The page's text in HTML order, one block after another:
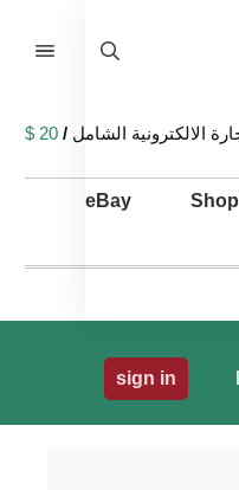
الالكترونية الشامل /
20 $
eBay
sign in